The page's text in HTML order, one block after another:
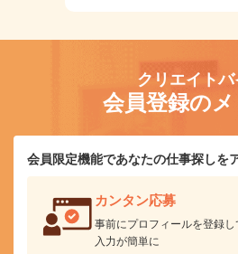
クリエイトバ
会員登録の
会員限定機能であなたの仕事探しを
カンタン応募
事前にプロフィールを登録
入力が簡単に